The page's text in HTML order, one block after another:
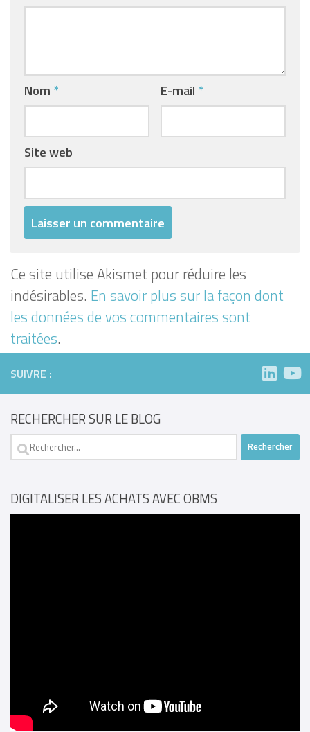
Nom * E-mail *
Site web
Ce site utilise Akismet pour réduire les
indésirables. En savoir plus sur la façon dont
les données de vos commentaires sont
traitées.
SUIVRE :
RECHERCHER SUR LE BLOG
Rechercher :
DIGITALISER LES ACHATS AVEC OBMS